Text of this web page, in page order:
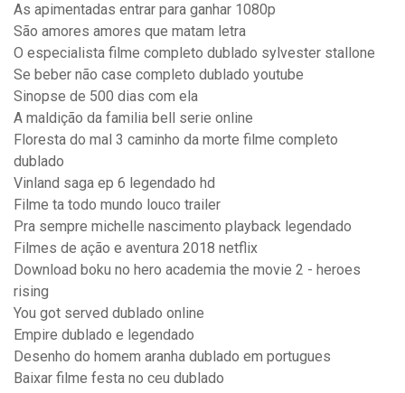
As apimentadas entrar para ganhar 1080p
São amores amores que matam letra
O especialista filme completo dublado sylvester stallone
Se beber não case completo dublado youtube
Sinopse de 500 dias com ela
A maldição da familia bell serie online
Floresta do mal 3 caminho da morte filme completo
dublado
Vinland saga ep 6 legendado hd
Filme ta todo mundo louco trailer
Pra sempre michelle nascimento playback legendado
Filmes de ação e aventura 2018 netflix
Download boku no hero academia the movie 2 - heroes
rising
You got served dublado online
Empire dublado e legendado
Desenho do homem aranha dublado em portugues
Baixar filme festa no ceu dublado